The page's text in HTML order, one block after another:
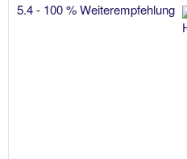
5.4 - 100 % Weiterempfehlung